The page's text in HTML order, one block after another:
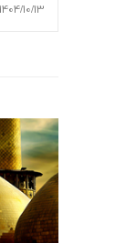
1404/10/13